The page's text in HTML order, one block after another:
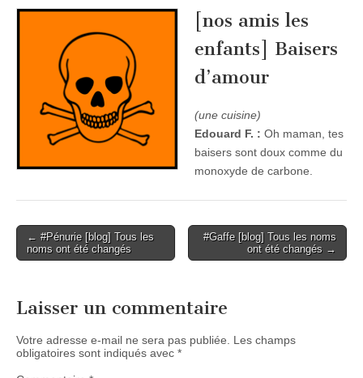
[nos amis les
enfants] Baisers
d’amour
(une cuisine)
Edouard F. : Oh maman, tes
baisers sont doux comme du
monoxyde de carbone.
Post
navigation
← #Pénurie [blog] Tous les
noms ont été changés
#Gaffe [blog] Tous les noms
ont été changés →
Laisser un commentaire
Votre adresse e-mail ne sera pas publiée.
Les champs
obligatoires sont indiqués avec *